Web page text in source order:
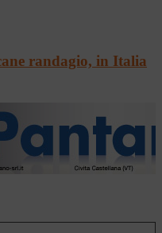
randagio, in Italia